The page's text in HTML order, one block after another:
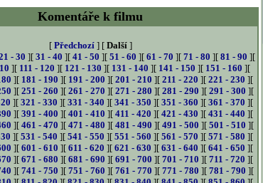
Komentáře k filmu
[ Předchozí] [ Další]
- 30 ][ 31 - 40 ][ 41 - 50 ][ 51 - 60 ][ 61 - 70 ][ 71 - 80 ][ 81 - 90 ][
][ 111 - 120 ][ 121 - 130 ][ 131 - 140 ][ 141 - 150 ][ 151 - 160 ][
][ 181 - 190 ][ 191 - 200 ][ 201 - 210 ][ 211 - 220 ][ 221 - 230 ][
][ 251 - 260 ][ 261 - 270 ][ 271 - 280 ][ 281 - 290 ][ 291 - 300 ][
][ 321 - 330 ][ 331 - 340 ][ 341 - 350 ][ 351 - 360 ][ 361 - 370 ][
][ 391 - 400 ][ 401 - 410 ][ 411 - 420 ][ 421 - 430 ][ 431 - 440 ][
][ 461 - 470 ][ 471 - 480 ][ 481 - 490 ][ 491 - 500 ][ 501 - 510 ][
][ 531 - 540 ][ 541 - 550 ][ 551 - 560 ][ 561 - 570 ][ 571 - 580 ][
][ 601 - 610 ][ 611 - 620 ][ 621 - 630 ][ 631 - 640 ][ 641 - 650 ][
][ 671 - 680 ][ 681 - 690 ][ 691 - 700 ][ 701 - 710 ][ 711 - 720 ][
][ 741 - 750 ][ 751 - 760 ][ 761 - 770 ][ 771 - 780 ][ 781 - 790 ][